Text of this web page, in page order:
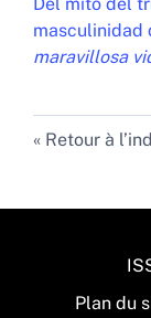
masculinidad
maravillosa
Retour à
Plan du